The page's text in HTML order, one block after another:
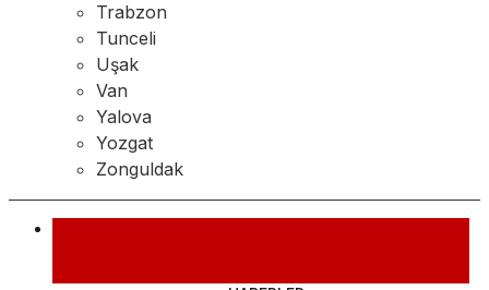
Trabzon
Tunceli
Uşak
Van
Yalova
Yozgat
Zonguldak